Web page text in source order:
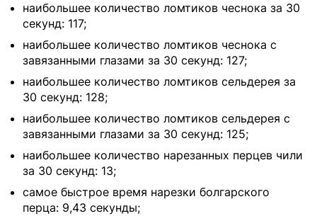
наибольшее количество ломтиков чеснока за 30
секунд: 117;
наибольшее количество ломтиков чеснока с
завязанными глазами за 30 секунд: 127;
наибольшее количество ломтиков сельдерея за
30 секунд: 128;
наибольшее количество ломтиков сельдерея с
завязанными глазами за 30 секунд: 125;
наибольшее количество нарезанных перцев чили
за 30 секунд: 13;
самое быстрое время нарезки болгарского
перца: 9,43 секунды;